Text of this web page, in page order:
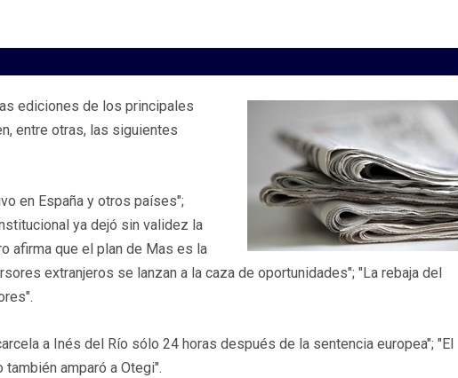
ediciones de los principales
entre otras, las siguientes
en España y otros países";
ya dejó sin validez la
afirma que el plan de Mas es la
extranjeros se lanzan a la caza de oportunidades"; "La rebaja del
a Inés del Río sólo 24 horas después de la sentencia europea"; "El
amparó a Otegi".